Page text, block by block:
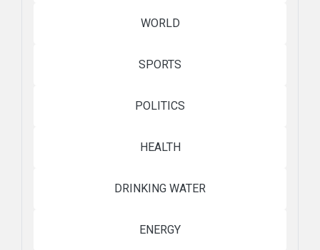
WORLD
SPORTS
POLITICS
HEALTH
DRINKING WATER
ENERGY